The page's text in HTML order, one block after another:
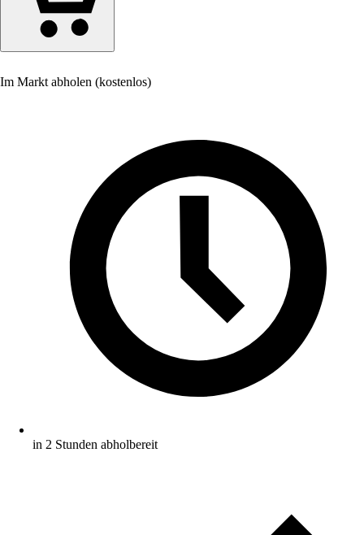
Im Markt abholen (kostenlos)
in 2 Stunden abholbereit